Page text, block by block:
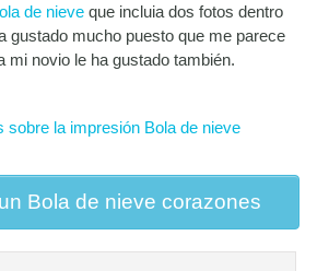
de nieve que incluia dos fotos dentro
gustado mucho puesto que me parece
mi novio le ha gustado también.
sobre la impresión Bola de nieve
Bola de nieve corazones